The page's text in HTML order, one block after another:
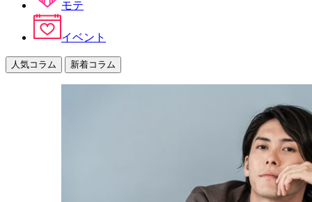
モテ
イベント
人気コラム 新着コラム